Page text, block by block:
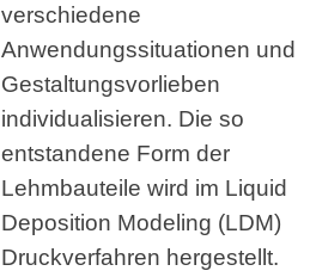
verschiedene
Anwendungssituationen und
Gestaltungsvorlieben
individualisieren. Die so
entstandene Form der
Lehmbauteile wird im Liquid
Deposition Modeling (LDM)
Druckverfahren hergestellt.